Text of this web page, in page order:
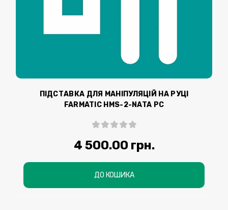
ПІДСТАВКА ДЛЯ МАНІПУЛЯЦІЙ НА РУЦІ
FARMATIC HMS-2-NATA РС
4 500.00 грн.
ДО КОШИКА